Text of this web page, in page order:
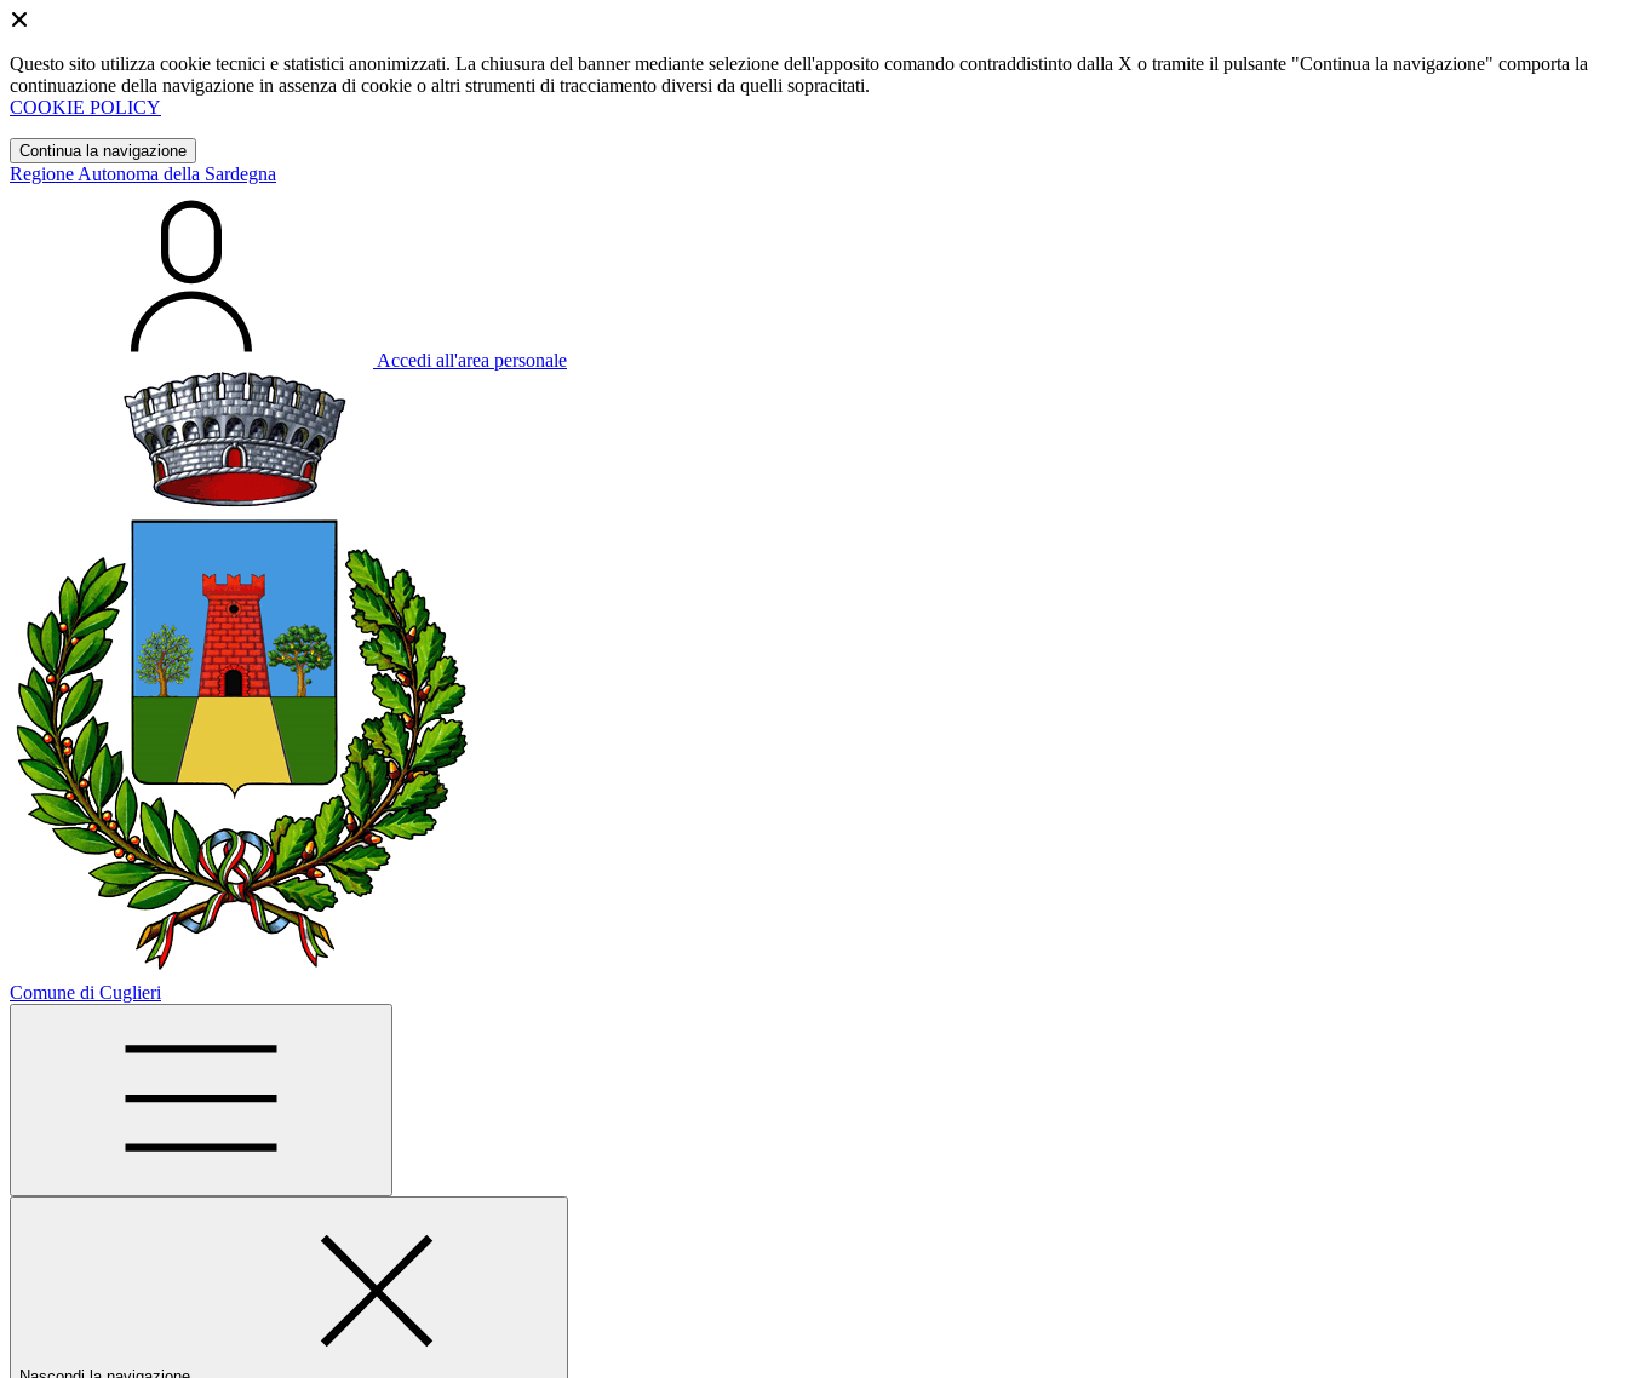
Questo sito utilizza cookie tecnici e statistici anonimizzati. La chiusura del banner mediante selezione dell'apposito comando contraddistinto dalla X o tramite il pulsante "Continua la navigazione" comporta la
continuazione della navigazione in assenza di cookie o altri strumenti di tracciamento diversi da quelli sopracitati.
COOKIE POLICY
Continua la navigazione
Regione Autonoma della Sardegna
Accedi all'area personale
Comune di Cuglieri